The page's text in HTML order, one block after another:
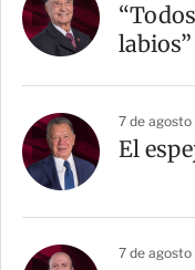
labios”
7 de
El
7 de